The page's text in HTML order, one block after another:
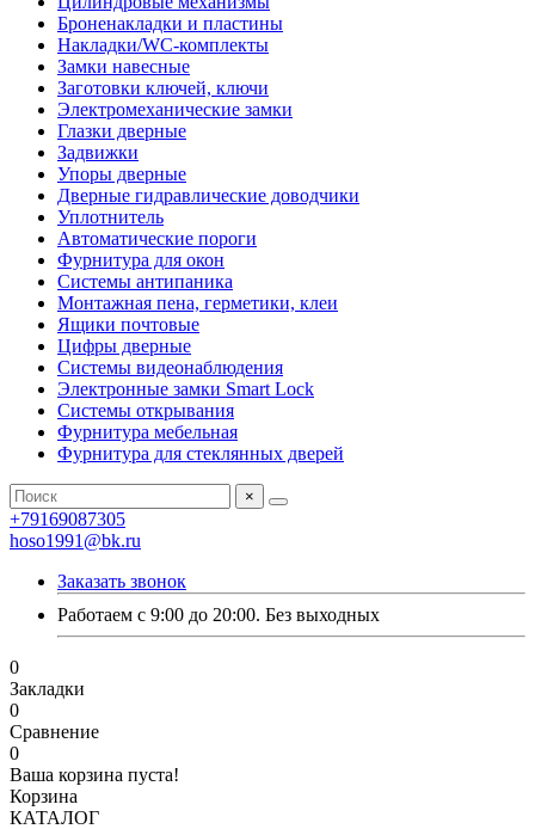
Броненакладки и пластины
Накладки/WC-комплекты
Замки навесные
Заготовки ключей, ключи
Электромеханические замки
Глазки дверные
Задвижки
Упоры дверные
Дверные гидравлические доводчики
Уплотнитель
Автоматические пороги
Фурнитура для окон
Системы антипаника
Монтажная пена, герметики, клеи
Ящики почтовые
Цифры дверные
Системы видеонаблюдения
Электронные замки Smart Lock
Системы открывания
Фурнитура мебельная
Фурнитура для стеклянных дверей
×
+79169087305
hoso1991@bk.ru
Заказать звонок
Работаем с 9:00 до 20:00. Без выходных
0
Закладки
0
Сравнение
0
Ваша корзина пуста!
Корзина
КАТАЛОГ